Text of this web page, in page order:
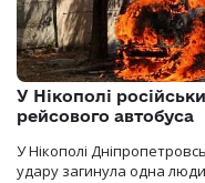
У Нікополі
рейсового автобуса
У Нікополі
удару загинула одна